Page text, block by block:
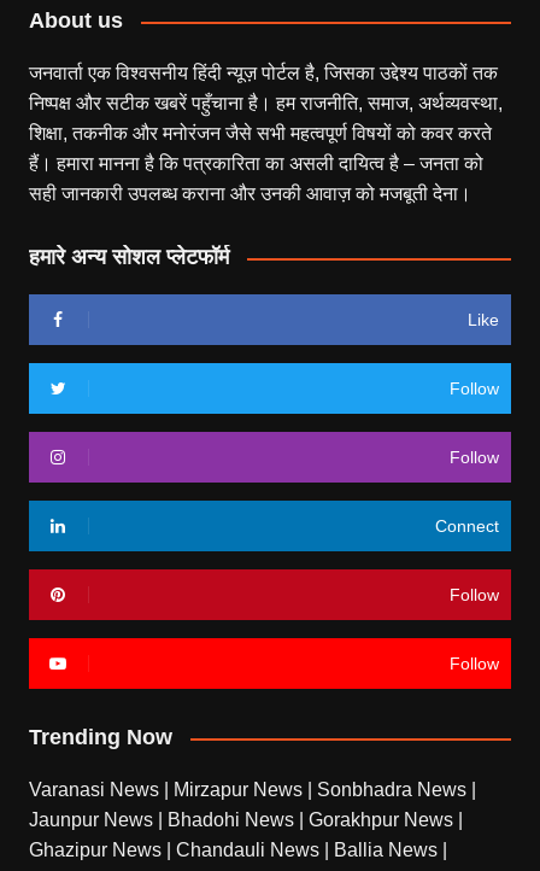
About us
जनवार्ता एक विश्वसनीय हिंदी न्यूज़ पोर्टल है, जिसका उद्देश्य पाठकों तक
निष्पक्ष और सटीक खबरें पहुँचाना है। हम राजनीति, समाज, अर्थव्यवस्था,
शिक्षा, तकनीक और मनोरंजन जैसे सभी महत्वपूर्ण विषयों को कवर करते
हैं। हमारा मानना है कि पत्रकारिता का असली दायित्व है – जनता को
सही जानकारी उपलब्ध कराना और उनकी आवाज़ को मजबूती देना।
हमारे अन्य सोशल प्लेटफॉर्म
Like
Follow
Follow
Connect
Follow
Follow
Trending Now
Varanasi News Mirzapur News Sonbhadra News
Jaunpur News
Bhadohi News Gorakhpur News
Ghazipur News
Chandauli News Ballia News